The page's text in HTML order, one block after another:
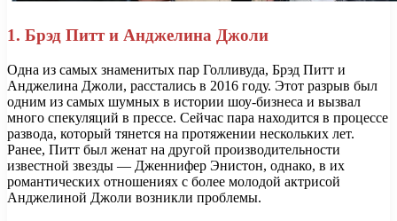
1. Брэд Питт и Анджелина Джоли
Одна из самых знаменитых пар Голливуда, Брэд Питт и
Анджелина Джоли, расстались в 2016 году. Этот разрыв был
одним из самых шумных в истории шоу-бизнеса и вызвал
много спекуляций в прессе. Сейчас пара находится в процессе
развода, который тянется на протяжении нескольких лет.
Ранее, Питт был женат на другой производительности
известной звезды — Дженнифер Энистон, однако, в их
романтических отношениях с более молодой актрисой
Анджелиной Джоли возникли проблемы.